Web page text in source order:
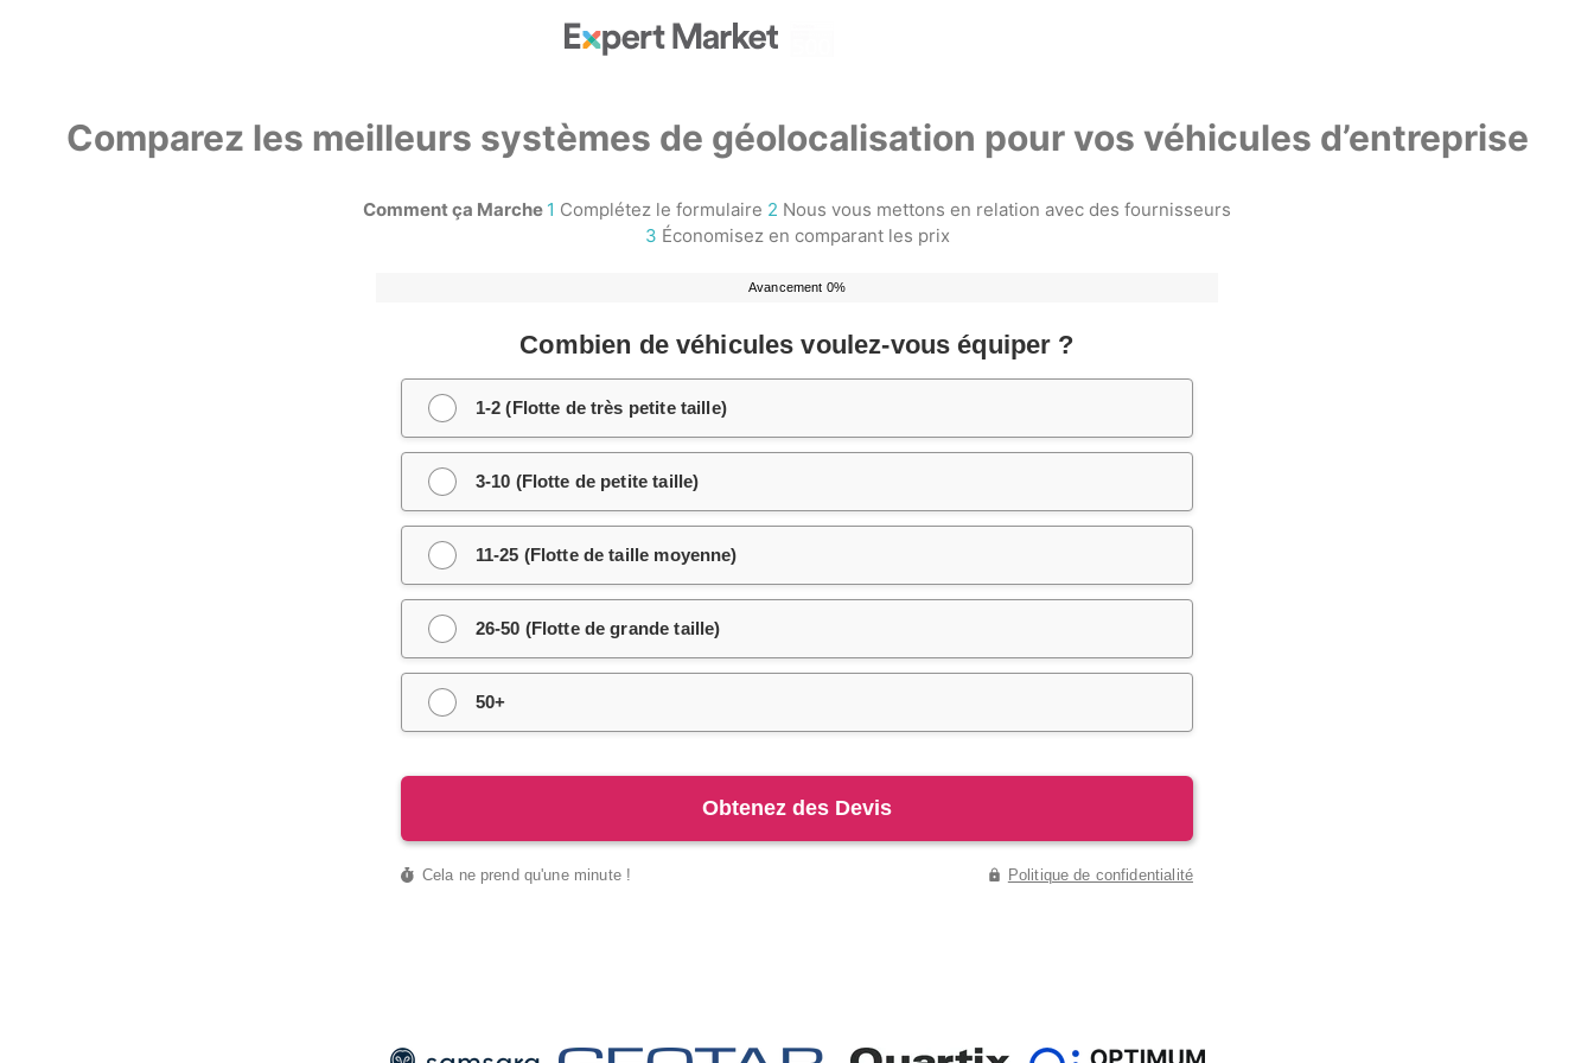
Comparez les meilleurs systèmes de géolocalisation pour vos véhicules d’entreprise
Comment ça Marche 1 Complétez le formulaire 2 Nous vous mettons en relation avec des fournisseurs
3 Économisez en comparant les prix